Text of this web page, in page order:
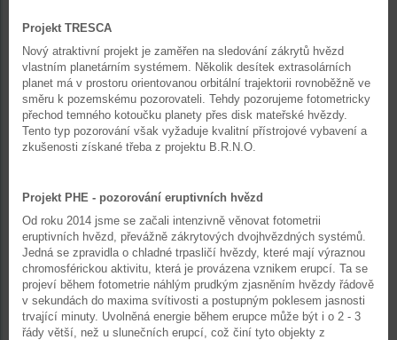
Projekt TRESCA
Nový atraktivní projekt je zaměřen na sledování zákrytů hvězd
vlastním planetárním systémem. Několik desítek extrasolárních
planet má v prostoru orientovanou orbitální trajektorii rovnoběžně ve
směru k pozemskému pozorovateli. Tehdy pozorujeme fotometricky
přechod temného kotoučku planety přes disk mateřské hvězdy.
Tento typ pozorování však vyžaduje kvalitní přístrojové vybavení a
zkušenosti získané třeba z projektu B.R.N.O.
Projekt PHE - pozorování eruptivních hvězd
Od roku 2014 jsme se začali intenzivně věnovat fotometrii
eruptivních hvězd, převážně zákrytových dvojhvězdných systémů.
Jedná se zpravidla o chladné trpasličí hvězdy, které mají výraznou
chromosférickou aktivitu, která je provázena vznikem erupcí. Ta se
projeví během fotometrie náhlým prudkým zjasněním hvězdy řádově
v sekundách do maxima svítivosti a postupným poklesem jasnosti
trvající minuty. Uvolněná energie během erupce může být i o 2 - 3
řády větší, než u slunečních erupcí, což činí tyto objekty z